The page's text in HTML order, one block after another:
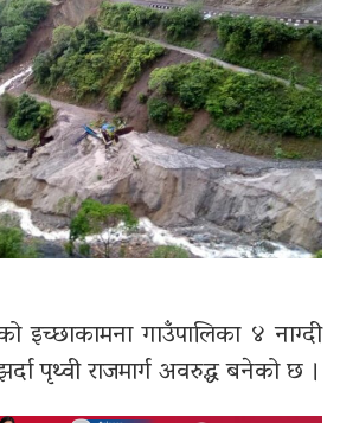
इच्छाकामना गाउँपालिका ४ नाग्दी
पृथ्वी राजमार्ग अवरुद्ध बनेको छ ।